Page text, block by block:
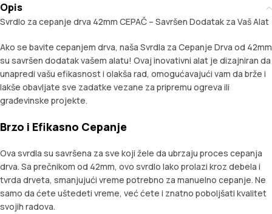
Opis
Svrdlo za cepanje drva 42mm CEPAČ – Savršen Dodatak za Vaš Alat
Ako se bavite cepanjem drva, naša Svrdla za Cepanje Drva od 42mm
su savršen dodatak vašem alatu! Ovaj inovativni alat je dizajniran da
unapredi vašu efikasnost i olakša rad, omogućavajući vam da brže i
lakše obavljate sve zadatke vezane za pripremu ogreva ili
građevinske projekte.
Brzo i Efikasno Cepanje
Ova svrdla su savršena za sve koji žele da ubrzaju proces cepanja
drva. Sa prečnikom od 42mm, ovo svrdlo lako prolazi kroz debela i
tvrda drveta, smanjujući vreme potrebno za manuelno cepanje. Ne
samo da ćete uštedeti vreme, već ćete i znatno poboljšati kvalitet
svojih radova.